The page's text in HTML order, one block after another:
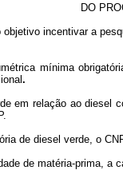
DO
incentivar a
mínima
.
em relação ao
de diesel verde, o
de matéria-prima, a